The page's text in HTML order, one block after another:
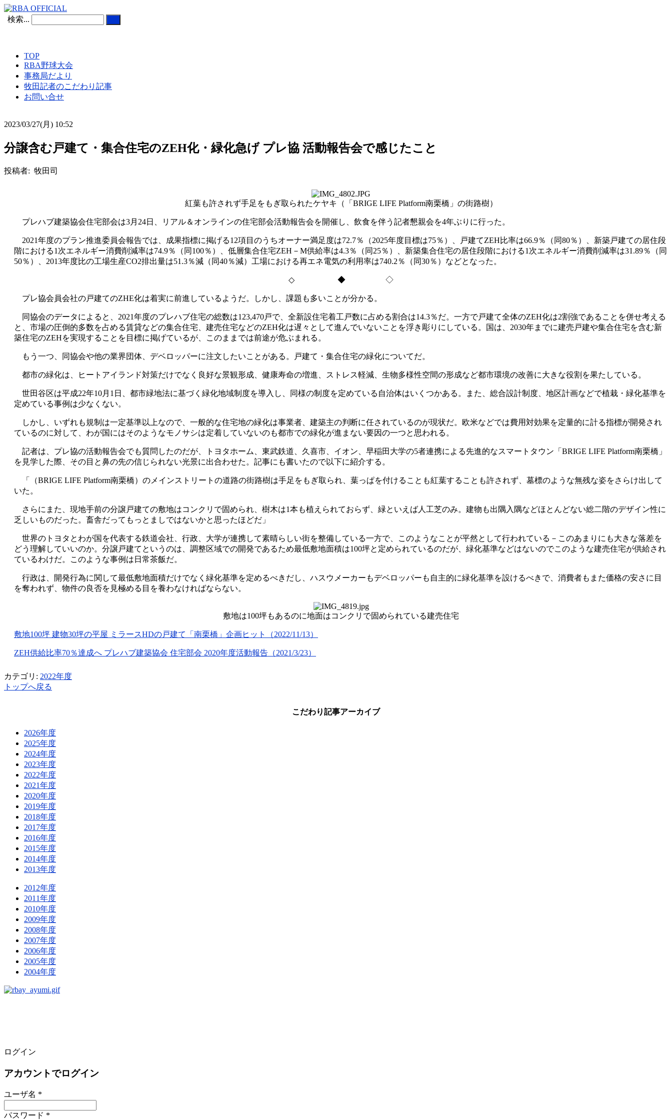
検索...
TOP
RBA野球大会
事務局だより
牧田記者のこだわり記事
お問い合せ
2023/03/27(月) 10:52
分譲含む戸建て・集合住宅のZEH化・緑化急げ プレ協 活動報告会で感じたこと
投稿者: 牧田司
紅葉も許されず手足をもぎ取られたケヤキ（「 BRIGE LIFE Platform南栗橋」の街路樹）
プレハブ建築協会住宅部会は3月 24日、リアル＆オンラインの住宅部会活動報告会を開催し、飲食を伴う記者懇親会を4年ぶりに行った。
2021年度のプラン推進委員会報告では、成果指標に掲げる12項目のうちオーナー満足度は72.7％（2025年度目標は75％）、戸建てZEH比率は66.9％（同80％）、新築戸建ての居住段
階における1 次エネルギー消費削減率は74.9％（同 100％）、低層集合住宅ZEH － M供給率は4.3％（同 25％）、新築集合住宅の居住段階における1 次エネルギー消費削減率は31.89％（同
50％）、 2013年度比の工場生産CO2排出量は51.3％減（同40％減）工場における再エネ電気の利用率は740.2 ％（同30％）などとなった。
◇ ◆ ◇
プレ協会員会社の戸建てのZHE化は着実に前進しているようだ。しかし、課題も多いことが分かる。
同協会のデータによると、 2021年度のプレハブ住宅の総数は123,470戸で、全新設住宅着工戸数に占める割合は14.3％だ。一方で戸建て全体のZEH化は2割強であることを併せ考える
と、市場の圧倒的多数を占める賃貸などの集合住宅、建売住宅などのZEH化は遅々として進んでいないことを浮き彫りにしている。国は、 2030年までに建売戸建や集合住宅を含む新
築住宅のZEHを実現することを目標に掲げているが、このままでは前途が危ぶまれる。
もう一つ、同協会や他の業界団体、デベロッパーに注文したいことがある。戸建て・集合住宅の緑化についてだ。
都市の緑化は、ヒートアイランド対策だけでなく良好な景観形成、健康寿命の増進、ストレス軽減、生物多様性空間の形成など都市環境の改善に大きな役割を果たしている。
世田谷区は平成22年10月 1 日、都市緑地法に基づく緑化地域制度を導入し、同様の制度を定めている自治体はいくつかある。また、総合設計制度、地区計画などで植栽・緑化基準を
定めている事例は少なくない。
しかし、いずれも規制は一定基準以上なので、一般的な住宅地の緑化は事業者、建築主の判断に任されているのが現状だ。欧米などでは費用対効果を定量的に計る指標が開発され
ているのに対して、わが国にはそのようなモノサシは定着していないのも都市での緑化が進まない要因の一つと思われる。
記者は、プレ協の活動報告会でも質問したのだが、トヨタホーム、東武鉄道、久喜市、イオン、早稲田大学の5者連携による先進的なスマートタウン「 BRIGE LIFE Platform南栗橋」
を見学した際、その目と鼻の先の信じられない光景に出合わせた。記事にも書いたので以下に紹介する。
「（BRIGE LIFE Platform南栗橋）のメインストリートの道路の街路樹は手足をもぎ取られ、葉っぱを付けることも紅葉することも許されず、墓標のような無残な姿をさらけ出して
いた。
さらにまた、現地手前の分譲戸建ての敷地はコンクリで固められ、樹木は1本も植えられておらず、緑といえば人工芝のみ。建物も出隅入隅などほとんどない総二階のデザイン性に
乏しいものだった。畜舎だってもっとましではないかと思ったほどだ」
世界のトヨタとわが国を代表する鉄道会社、行政、大学が連携して素晴らしい街を整備している一方で、このようなことが平然として行われている－このあまりにも大きな落差を
どう理解していいのか。分譲戸建てというのは、調整区域での開発であるため最低敷地面積は100坪と定められているのだが、緑化基準などはないのでこのような建売住宅が供給され
ているわけだ。このような事例は日常茶飯だ。
行政は、開発行為に関して最低敷地面積だけでなく緑化基準を定めるべきだし、ハスウメーカーもデベロッパーも自主的に緑化基準を設けるべきで、消費者もまた価格の安さに目
を奪われず、物件の良否を見極める目を養わなければならない。
敷地は100坪もあるのに地面はコンクリで固められている建売住宅
敷地100坪 建物30坪の平屋 ミラースHDの戸建て「南栗橋」企画ヒット（2022/11/13）
ZEH供給比率70％達成へ プレハブ建築協会 住宅部会 2020年度活動報告（2021/3/23）
カテゴリ: 2022年度
トップへ戻る
こだわり記事アーカイブ
2026年度
2025年度
2024年度
2023年度
2022年度
2021年度
2020年度
2019年度
2018年度
2017年度
2016年度
2015年度
2014年度
2013年度
2012年度
2011年度
2010年度
2009年度
2008年度
2007年度
2006年度
2005年度
2004年度
ログイン
アカウントでログイン
ユーザ名 *
パスワード *